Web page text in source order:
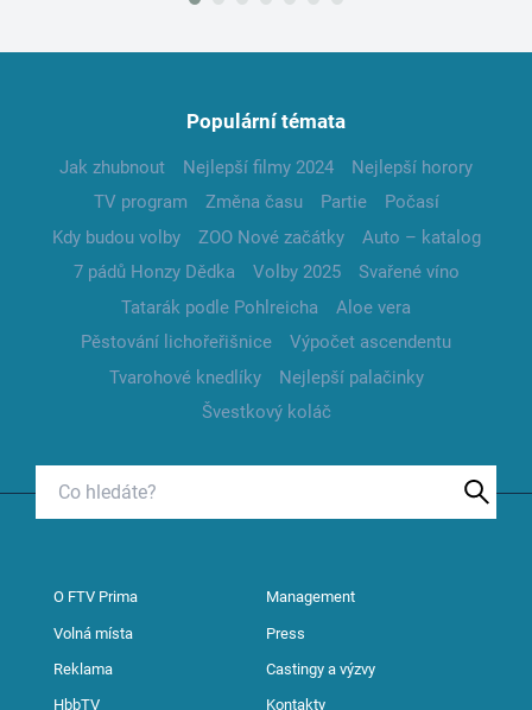
Populární témata
Jak zhubnout Nejlepší filmy 2024
Nejlepší horory
TV program
Změna času Partie
Počasí
Kdy budou volby
ZOO Nové začátky
Auto – katalog
7 pádů Honzy Dědka
Volby 2025
Svařené víno
Tatarák podle Pohlreicha
Aloe vera
Pěstování lichořeřišnice
Výpočet ascendentu
Tvarohové knedlíky
Nejlepší palačinky
Švestkový koláč
O FTV Prima Management
Volná místa Press
Reklama Castingy a výzvy
HbbTV Kontakty